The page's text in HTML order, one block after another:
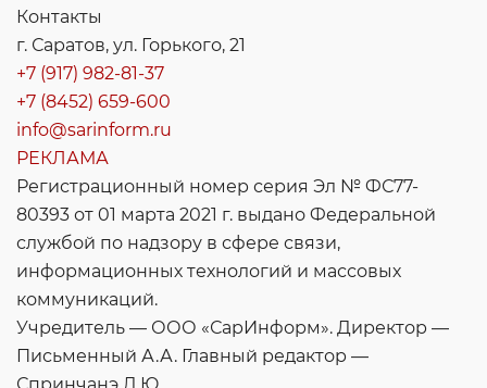
Контакты
г. Саратов, ул. Горького, 21
+7 (917) 982-81-37
+7 (8452) 659-600
info@sarinform.ru
РЕКЛАМА
Регистрационный номер серия Эл № ФС77-
80393 от 01 марта 2021 г. выдано Федеральной
службой по надзору в сфере связи,
информационных технологий и массовых
коммуникаций.
Учредитель — ООО «СарИнформ». Директор —
Письменный А.А. Главный редактор —